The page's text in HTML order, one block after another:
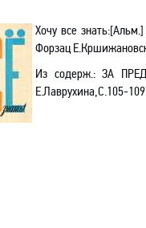
Хочу все знать:[Альм.]
Форзац
Из содерж.:ЗА
Е.Лаврухина,С.105-